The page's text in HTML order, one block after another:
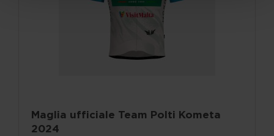
Maglia ufficiale Team Polti Kometa
2024